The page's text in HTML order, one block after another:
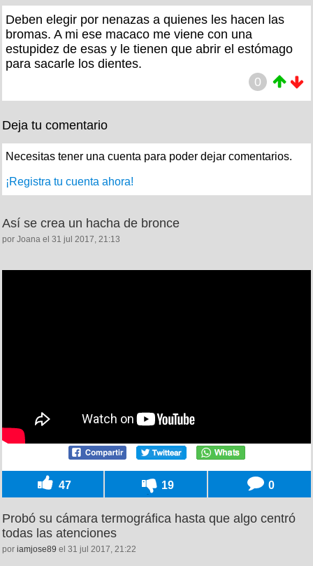
Deben elegir por nenazas a quienes les hacen las
bromas. A mi ese macaco me viene con una
estupidez de esas y le tienen que abrir el estómago
para sacarle los dientes.
0
Deja tu comentario
Necesitas tener una cuenta para poder dejar comentarios.
¡Registra tu cuenta ahora!
Así se crea un hacha de bronce
por Joana el 31 jul 2017, 21:13
47 19 0
Probó su cámara termográfica hasta que algo centró
todas las atenciones
por iamjose89 el 31 jul 2017, 21:22